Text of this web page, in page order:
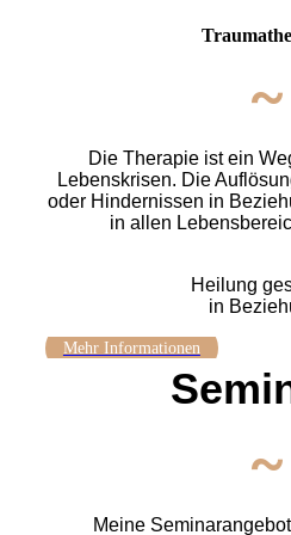
~
Die Therapie ist ein
Lebenskrisen. Die
oder Hindernissen in
in allen
Heilung
in
Mehr Informationen
~
Meine